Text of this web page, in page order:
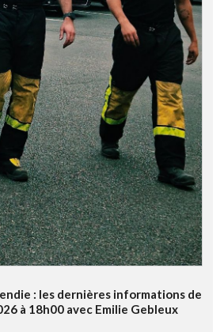
: les dernières informations de
à 18h00 avec Emilie Gebleux